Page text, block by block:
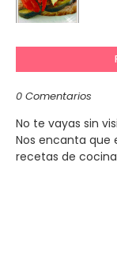
0 Comentarios
No te vayas sin
Nos encanta que
recetas de